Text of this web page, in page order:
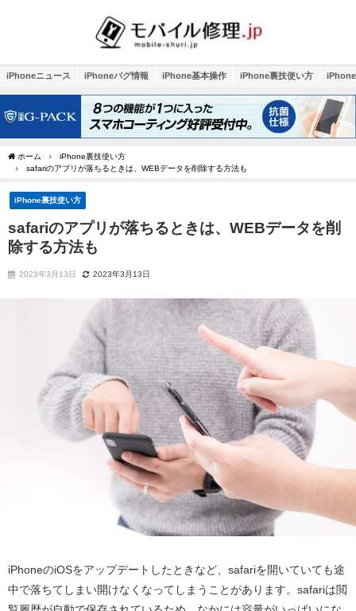
iPhoneニュース iPhoneバグ情報 iPhone基本操作 iPhone裏技使い方
ホーム
iPhone裏技使い方
safariのアプリが落ちるときは、WEBデータを削除する方法も
iPhone裏技使い方
safariのアプリが落ちるときは、WEBデータを削
除する方法も
2023年3月13日 2023年3月13日
iPhoneのiOSをアップデートしたときなど、safariを開いていても途
中で落ちてしまい開けなくなってしまうことがあります。safariは閲